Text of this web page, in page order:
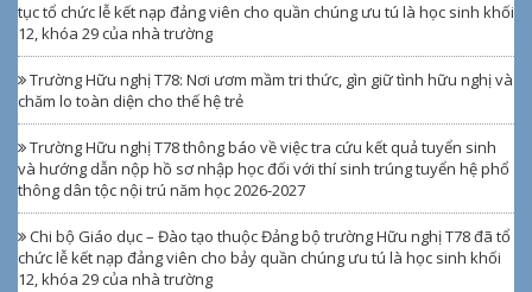
tục tổ chức lễ kết nạp đảng viên cho quần chúng ưu tú là học sinh khối
12, khóa 29 của nhà trường
Trường Hữu nghị T78: Nơi ươm mầm tri thức, gìn giữ tình hữu nghị và
chăm lo toàn diện cho thế hệ trẻ
Trường Hữu nghị T78 thông báo về việc tra cứu kết quả tuyển sinh
và hướng dẫn nộp hồ sơ nhập học đối với thí sinh trúng tuyển hệ phổ
thông dân tộc nội trú năm học 2026-2027
Chi bộ Giáo dục – Đào tạo thuộc Đảng bộ trường Hữu nghị T78 đã tổ
chức lễ kết nạp đảng viên cho bảy quần chúng ưu tú là học sinh khối
12, khóa 29 của nhà trường